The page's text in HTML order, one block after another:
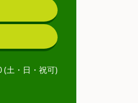
(土・日・祝可)